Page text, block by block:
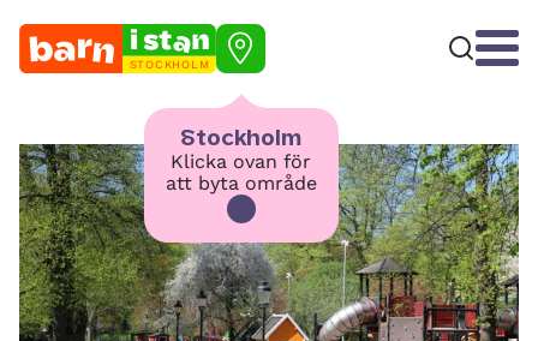
STOCKHOLM
Stockholm
Klicka ovan för
att byta område